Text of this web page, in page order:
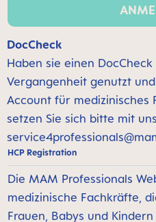
DocCheck
Haben sie einen
Vergangenheit genutzt
Account für medizinisches
setzen Sie sich bitte mit
HCP Registration
Die MAM Professionals
medizinische Fachkräfte,
Frauen, Babys und